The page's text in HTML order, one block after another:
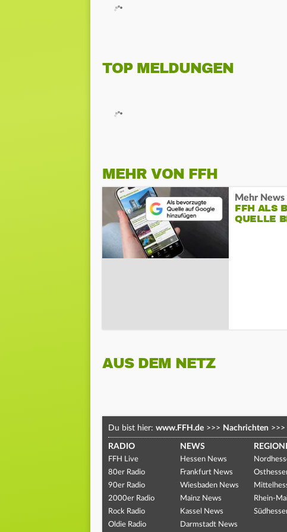
TOP MELDUNGEN
MEHR VON FFH
Mehr News
FFH ALS
QUELLE
AUS DEM NETZ
Du bist hier: www.FFH.de >>> Nachrichten >>>
RADIO
FFH Live
80er Radio
90er Radio
2000er Radio
Rock Radio
Oldie Radio
NEWS
Hessen News
Frankfurt News
Wiesbaden News
Mainz News
Kassel News
Darmstadt News
Rhein-